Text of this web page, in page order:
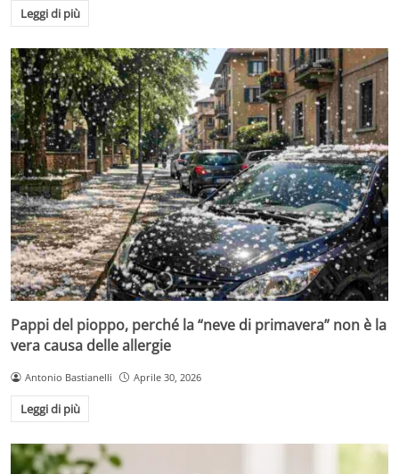
Leggi di più
Pappi del pioppo, perché la “neve di primavera” non è la
vera causa delle allergie
Antonio Bastianelli Aprile 30, 2026
Leggi di più